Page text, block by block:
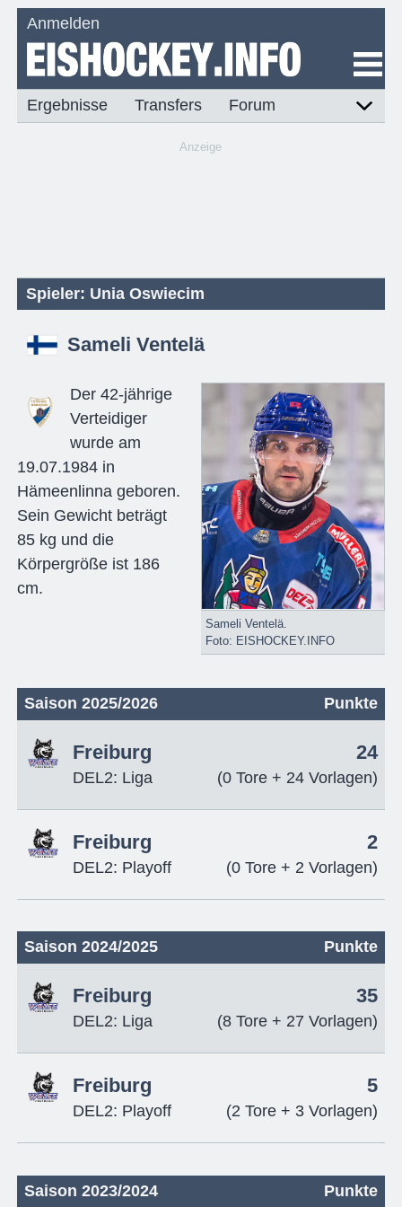
Anmelden
Ergebnisse Transfers Forum
Anzeige
Spieler: Unia Oswiecim
Sameli Ventelä
Sameli Ventelä.
Foto: EISHOCKEY.INFO
Der 42-jährige
Verteidiger
wurde am
19.07.1984 in
Hämeenlinna geboren.
Sein Gewicht beträgt
85 kg und die
Körpergröße ist 186
cm.
Saison 2025/2026 Punkte
Freiburg
DEL2: Liga
24
(0 Tore + 24 Vorlagen)
Freiburg
DEL2: Playoff
2
(0 Tore + 2 Vorlagen)
Saison 2024/2025 Punkte
Freiburg
DEL2: Liga
35
(8 Tore + 27 Vorlagen)
Freiburg
DEL2: Playoff
5
(2 Tore + 3 Vorlagen)
Saison 2023/2024 Punkte